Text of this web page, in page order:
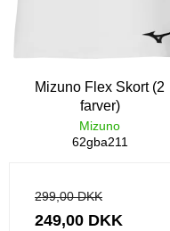
Mizuno Flex Skort (2
farver)
Mizuno
62gba211
299,00 DKK
249,00 DKK